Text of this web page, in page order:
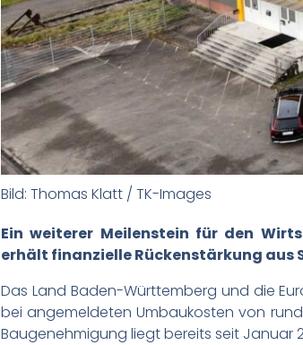
Bild: Thomas Klatt / TK-Images
Ein weiterer Meilenstein für den
erhält finanzielle Rückenstärkung aus
Das Land Baden-Württemberg und die
bei angemeldeten Umbaukosten von
Baugenehmigung liegt bereits seit Januar